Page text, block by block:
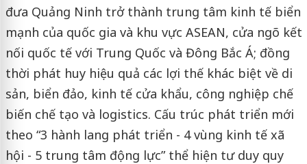
đưa Quảng Ninh trở thành trung tâm kinh tế biển
mạnh của quốc gia và khu vực ASEAN, cửa ngõ kết
nối quốc tế với Trung Quốc và Đông Bắc Á; đồng
thời phát huy hiệu quả các lợi thế khác biệt về di
sản, biển đảo, kinh tế cửa khẩu, công nghiệp chế
biến chế tạo và logistics. Cấu trúc phát triển mới
theo “3 hành lang phát triển - 4 vùng kinh tế xã
hội - 5 trung tâm động lực” thể hiện tư duy quy